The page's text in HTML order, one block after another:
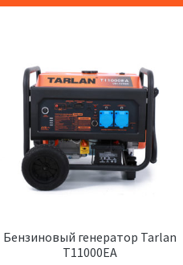
Бензиновый генератор Tarlan
T11000EA